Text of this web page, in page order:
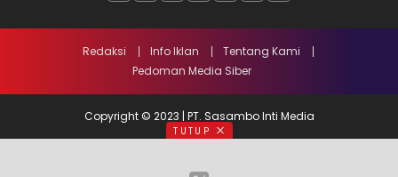
Redaksi Info Iklan
Tentang Kami
Pedoman Media Siber
Copyright © 2023 | PT. Sasambo Inti Media
TUTUP